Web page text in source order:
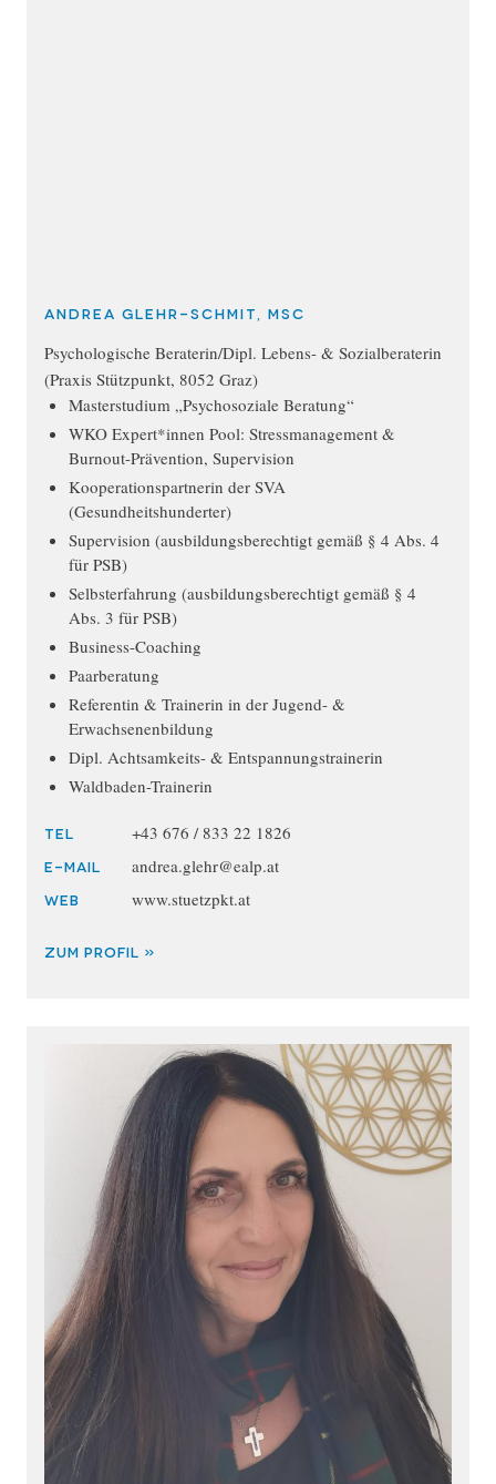
Andrea Glehr-Schmit, MSc
Psychologische Beraterin/Dipl. Lebens- & Sozialberaterin
(Praxis Stützpunkt, 8052 Graz)
Masterstudium „Psychosoziale Beratung“
WKO Expert*innen Pool: Stressmanagement &
Burnout-Prävention, Supervision
Kooperationspartnerin der SVA
(Gesundheitshunderter)
Supervision (ausbildungsberechtigt gemäß § 4 Abs. 4
für PSB)
Selbsterfahrung (ausbildungsberechtigt gemäß § 4
Abs. 3 für PSB)
Business-Coaching
Paarberatung
Referentin & Trainerin in der Jugend- &
Erwachsenenbildung
Dipl. Achtsamkeits- & Entspannungstrainerin
Waldbaden-Trainerin
TEL +43 676 / 833 22 1826
E-MAIL andrea.glehr@ealp.at
WEB www.stuetzpkt.at
ZUM PROFIL »